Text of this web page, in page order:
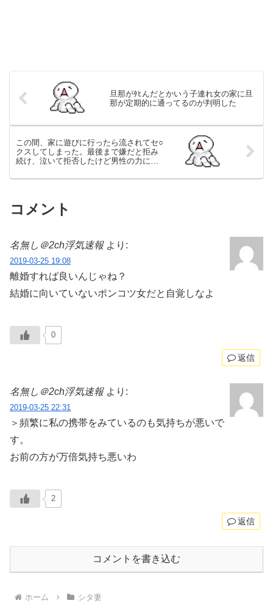
旦那がﾀﾋんだとかいう子連れ女の家に旦
那が定期的に通ってるのが判明した
この間、家に遊びに行ったら流されてセ○
クスしてしまった。最後まで嫌だと拒み
続け、泣いて拒否したけど男性の力には
コメント
名無し＠2ch浮気速報 より:
2019-03-25 19:08
離婚すれば良いんじゃね？
結婚に向いていないポンコツ女だと自覚しなよ
0
返信
名無し＠2ch浮気速報 より:
2019-03-25 22:31
＞頻繁に私の携帯をみているのも気持ちが悪いで
す。
お前の方が万倍気持ち悪いわ
2
返信
コメントを書き込む
ホーム シタ妻